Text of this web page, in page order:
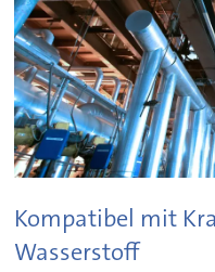
Kompatibel mit
Wasserstoff